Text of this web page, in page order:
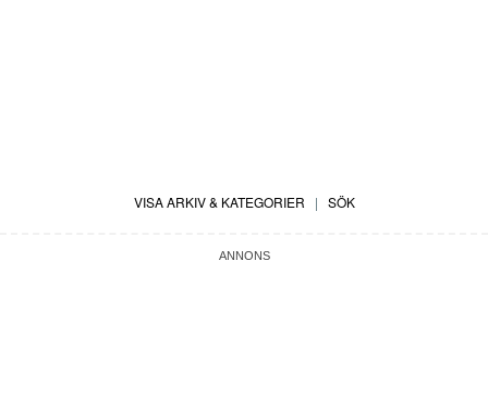
VISA ARKIV & KATEGORIER | SÖK